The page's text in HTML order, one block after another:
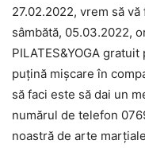
27.02.2022, vrem să
sâmbătă, 05.03.2022,
PILATES&YOGA
puțină mișcare în
să faci este să dai un
numărul de telefon
noastră de arte